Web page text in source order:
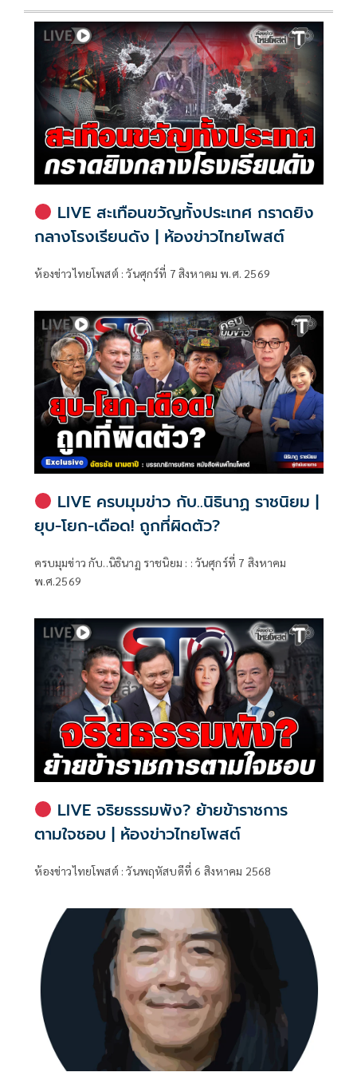
LIVE สะเทือนขวัญทั้งประเทศ กราดยิง
กลางโรงเรียนดัง | ห้องข่าวไทยโพสต์
ห้องข่าวไทยโพสต์ : วันศุกร์ที่ 7 สิงหาคม พ.ศ. 2569
LIVE ครบมุมข่าว กับ..นิธินาฏ ราชนิยม |
ยุบ-โยก-เดือด! ถูกที่ผิดตัว?
ครบมุมข่าว กับ..นิธินาฏ ราชนิยม : : วันศุกร์ที่ 7 สิงหาคม
พ.ศ.2569
LIVE จริยธรรมพัง? ย้ายข้าราชการ
ตามใจชอบ | ห้องข่าวไทยโพสต์
ห้องข่าวไทยโพสต์ : วันพฤหัสบดีที่ 6 สิงหาคม 2568